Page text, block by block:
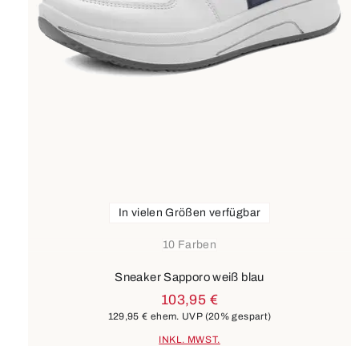
10 Farben
In vielen Größen verfügbar
Sneaker Sapporo weiß blau
103,95 €
129,95 € ehem. UVP (20% gespart)
INKL. MWST.